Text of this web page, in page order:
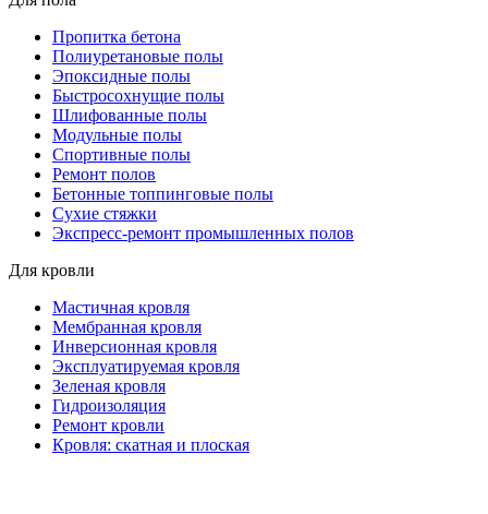
Пропитка бетона
Полиуретановые полы
Эпоксидные полы
Быстросохнущие полы
Шлифованные полы
Модульные полы
Спортивные полы
Ремонт полов
Бетонные топпинговые полы
Сухие стяжки
Экспресс-ремонт промышленных полов
Для кровли
Мастичная кровля
Мембранная кровля
Инверсионная кровля
Эксплуатируемая кровля
Зеленая кровля
Гидроизоляция
Ремонт кровли
Кровля: скатная и плоская